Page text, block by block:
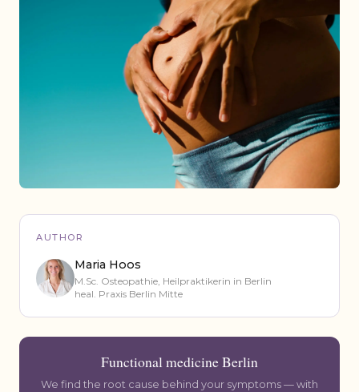
AUTHOR
Maria Hoos
M.Sc. Osteopathie, Heilpraktikerin in Berlin
heal. Praxis Berlin Mitte
Functional medicine Berlin
We find the root cause behind your symptoms — with